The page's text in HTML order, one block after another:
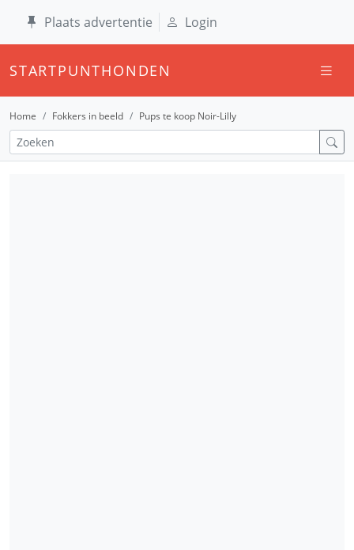
Plaats advertentie Login
STARTPUNTHONDEN
Home Fokkers in beeld Pups te koop Noir-Lilly